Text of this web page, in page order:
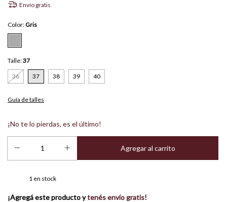
Envío gratis
Color:Gris
Talle:37
36 37 38 39 40
Guía de talles
¡No te lo pierdas, es el último!
1 en stock
¡Agregá este producto ytenés envío gratis!